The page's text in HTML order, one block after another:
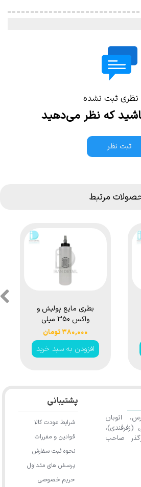
نظری ثبت نشده
که نظر می‌دهید
ثبت نظر
مرتبط
بطری مایع پولیش و
واکس 350 میلی
لیتری سورین بو
مدل Surainbow
Polish and Wax
۳۸۰,۰۰۰ تومان
افزودن به سبد خرید
اتوبان
196 غربی (زفرقندی)،
صاحب
پشتیبانی
شرایط عودت کالا
قوانین و مقررات
نحوه ثبت سفارش
پرسش های متداول
حریم خصوصی